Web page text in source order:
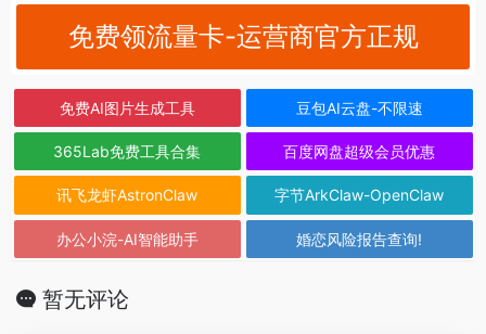
免费领流量卡-运营商官方正规
免费AI图片生成工具 豆包AI云盘-不限速
365Lab免费工具合集 百度网盘超级会员优惠
讯飞龙虾AstronClaw 字节ArkClaw-OpenClaw
办公小浣-AI智能助手 婚恋风险报告查询!
暂无评论